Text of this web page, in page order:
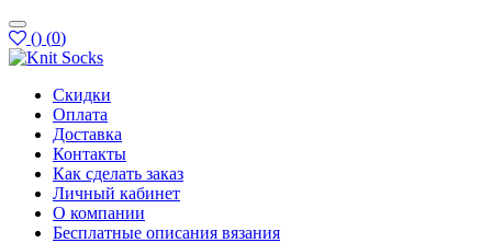
() (0)
Скидки
Оплата
Доставка
Контакты
Как сделать заказ
Личный кабинет
О компании
Бесплатные описания вязания